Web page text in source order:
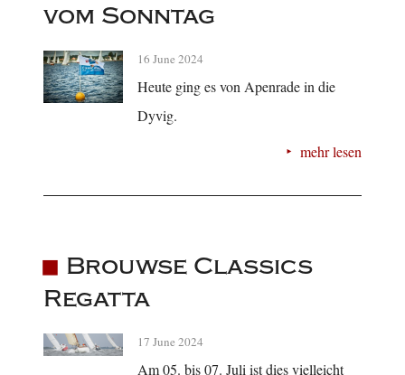
vom Sonntag
16 June 2024
Heute ging es von Apenrade in die
Dyvig.
mehr lesen
Brouwse Classics
Regatta
17 June 2024
Am 05. bis 07. Juli ist dies vielleicht